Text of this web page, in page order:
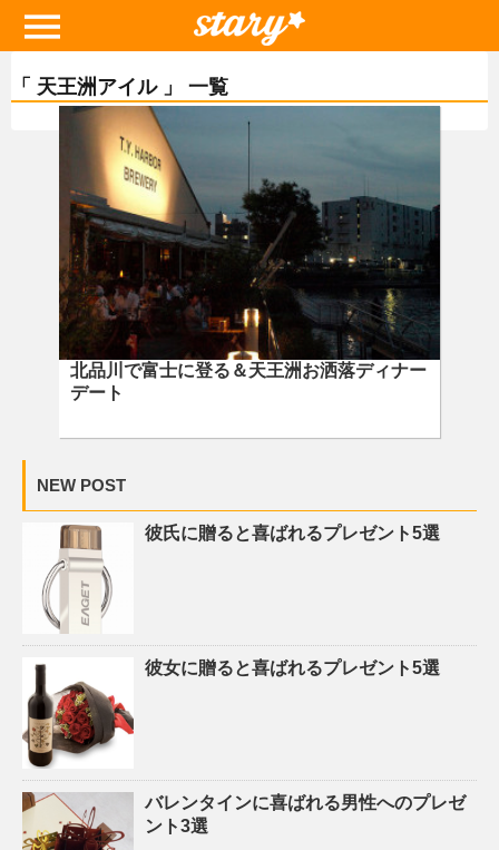
「 天王洲アイル 」 一覧
北品川で富士に登る＆天王洲お洒落ディナー
デート
NEW POST
彼氏に贈ると喜ばれるプレゼント5選
彼女に贈ると喜ばれるプレゼント5選
バレンタインに喜ばれる男性へのプレゼ
ント3選